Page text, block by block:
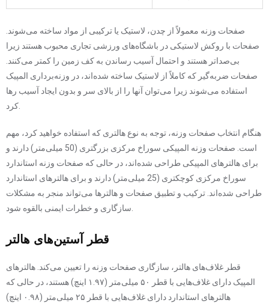
صفحات وزنه معمولاً از چدن، لاستیک یا ترکیبی از مواد ساخته می‌شوند.
صفحات با روکش لاستیکی در باشگاه‌های ورزشی تجاری محبوب هستند زیرا
بی‌صداتر هستند و احتمال آسیب رساندن به کف زمین را کمتر می‌کنند.
صفحات ضربه‌گیر که کاملاً از لاستیک ساخته شده‌اند، در وزنه‌برداری المپیک
استفاده می‌شوند زیرا می‌توان آنها را از بالای سر و بدون ایجاد آسیب رها
هنگام انتخاب صفحات وزنه، توجه به نوع هالتری که استفاده خواهید کرد، مهم
است. صفحات وزنه المپیکی سوراخ مرکزی بزرگتری (50 میلی‌متر) دارند و
برای هالترهای المپیکی طراحی شده‌اند، در حالی که صفحات وزنه استاندارد
سوراخ مرکزی کوچکتری (25 میلی‌متر) دارند و برای هالترهای استاندارد
طراحی شده‌اند. ترکیب و تطبیق صفحات و هالترها می‌تواند منجر به مشکلات
قطر آستین‌های هالتر
قطر غلاف‌های هالتر، سازگاری صفحات وزنه را تعیین می‌کند. هالترهای
المپیک دارای غلاف‌هایی با قطر ۵۰ میلی‌متر (۱.۹۷ اینچ) هستند، در حالی که
هالترهای استاندارد دارای غلاف‌هایی با قطر ۲۵ میلی‌متر (۰.۹۸ اینچ)